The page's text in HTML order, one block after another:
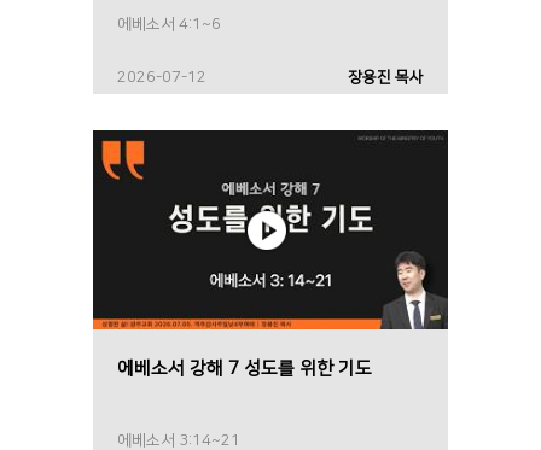
에베소서 4:1~6
2026-07-12 장용진 목사
에베소서 강해 7 성도를 위한 기도
에베소서 3:14~21